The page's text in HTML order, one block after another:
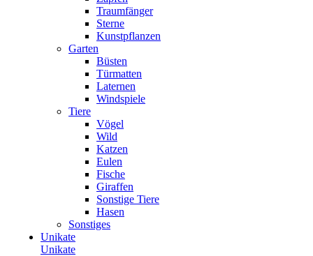
Traumfänger
Sterne
Kunstpflanzen
Garten
Büsten
Türmatten
Laternen
Windspiele
Tiere
Vögel
Wild
Katzen
Eulen
Fische
Giraffen
Sonstige Tiere
Hasen
Sonstiges
Unikate
Unikate